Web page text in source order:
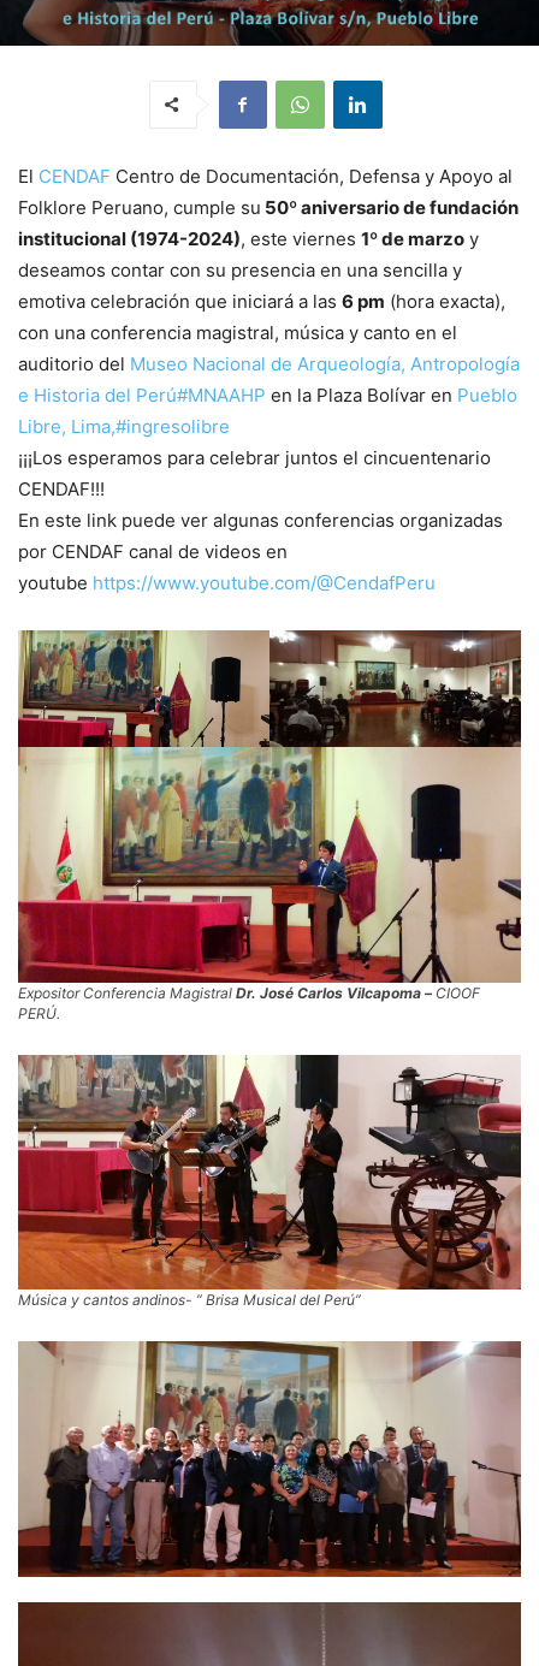
El CENDAF Centro de Documentación, Defensa y Apoyo al
Folklore Peruano, cumple su 50º aniversario de fundación
institucional (1974-2024), este viernes 1º de marzo y
deseamos contar con su presencia en una sencilla y
emotiva celebración que iniciará a las 6 pm (hora exacta),
con una conferencia magistral, música y canto en el
auditorio del Museo Nacional de Arqueología, Antropología
e Historia del Perú#MNAAHP en la Plaza Bolívar en Pueblo
Libre, Lima,#ingresolibre
¡¡¡Los esperamos para celebrar juntos el cincuentenario
CENDAF!!!
En este link puede ver algunas conferencias organizadas
por CENDAF canal de videos en
youtube https://www.youtube.com/@CendafPeru
Expositor Conferencia Magistral Dr. José Carlos Vilcapoma – CIOOF
PERÚ.
Música y cantos andinos- ” Brisa Musical del Perú”